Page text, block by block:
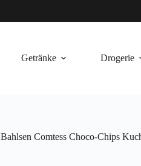
Getränke Drogerie
Bahlsen Comtess Choco-Chips